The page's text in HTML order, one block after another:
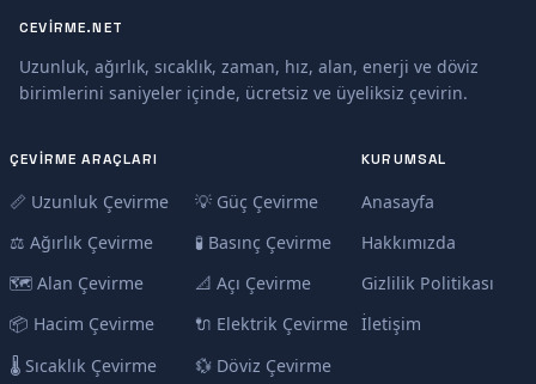
CEVIRME.NET
Uzunluk, ağırlık, sıcaklık, zaman, hız, alan, enerji ve döviz
birimlerini saniyeler içinde, ücretsiz ve üyeliksiz çevirin.
ÇEVIRME ARAÇLARI
📏 Uzunluk Çevirme
⚖️ Ağırlık Çevirme
🗺️ Alan Çevirme
📦 Hacim Çevirme
🌡️ Sıcaklık Çevirme
💡 Güç Çevirme
🧪 Basınç Çevirme
📐 Açı Çevirme
🔌 Elektrik Çevirme
💱 Döviz Çevirme
KURUMSAL
Anasayfa
Hakkımızda
Gizlilik Politikası
İletişim